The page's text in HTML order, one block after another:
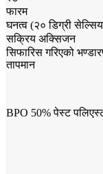
फारम
घनत्व (२० डिग्री
सक्रिय अक्सिजन
सिफारिस गरिएको
तापमान
BPO 50% पेस्ट